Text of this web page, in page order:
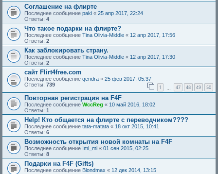
Соглашение на флирте
Последнее сообщение paki « 25 апр 2017, 22:24
Ответы: 4
Что такое подарки на флирте?
Последнее сообщение Tina Olivia-Middle « 12 апр 2017, 17:56
Ответы: 2
Как заблокировать страну.
Последнее сообщение Tina Olivia-Middle « 12 апр 2017, 17:30
Ответы: 2
сайт Flirt4free.com
Последнее сообщение qendra « 25 фев 2017, 05:37
Ответы: 739 1 47 48 49 50
Повторная регистрация на F4F
Последнее сообщение WccReg « 10 май 2016, 18:02
Ответы: 1
Help! Кто общается на флирте с переводчиком????
Последнее сообщение tata-matata « 18 окт 2015, 10:41
Ответы: 6
Возможность открытия новой комнаты на F4F
Последнее сообщение Imi_mi « 01 сен 2015, 02:25
Ответы: 8
Подарки на F4F (Gifts)
Последнее сообщение Blondmax « 12 дек 2014, 13:15